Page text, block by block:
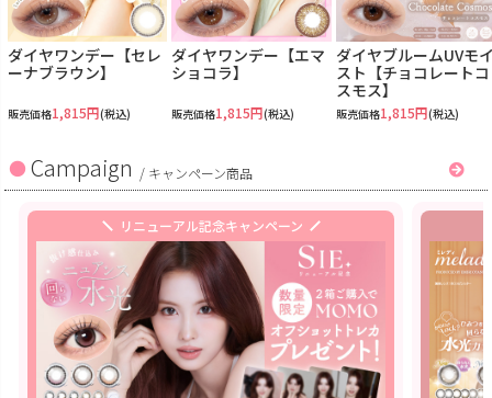
ダイヤワンデー【セレ
ーナブラウン】
販売価格1,815円(税込)
ダイヤワンデー【エマ
ショコラ】
販売価格1,815円(税込)
ダイヤブルームUVモ
スト【チョコレートコ
スモス】
販売価格1,815円(税込)
Campaign / キャンペーン商品
リニューアル記念キャンペーン